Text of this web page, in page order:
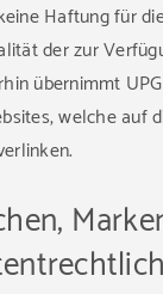
Haftung für
der zur
übernimmt
welche auf